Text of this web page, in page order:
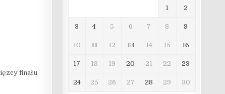
finału
1 2
3 4 5 6 7 8 9
10 11 12 13 14 15 16
17 18 19 20 21 22 23
24 25 26 27 28 29 30